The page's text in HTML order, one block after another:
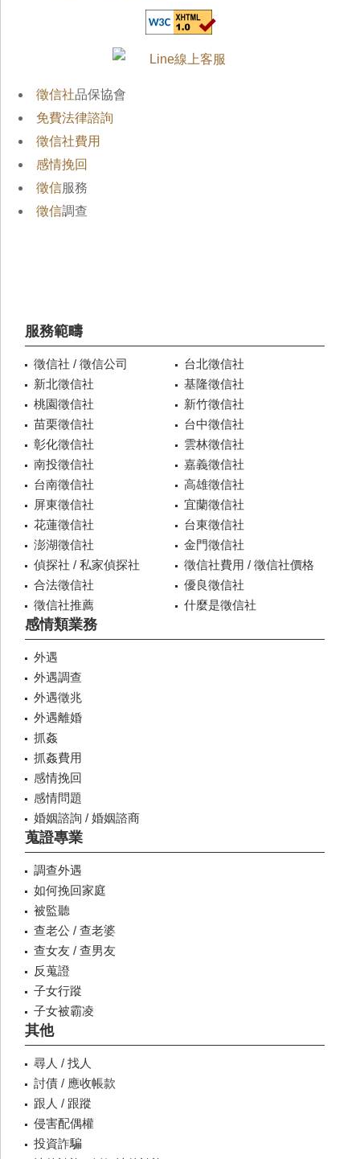
徵信社品保協會
免費法律諮詢
徵信社費用
感情挽回
徵信服務
徵信調查
服務範疇
徵信社 / 徵信公司
台北徵信社
新北徵信社
基隆徵信社
桃園徵信社
新竹徵信社
苗栗徵信社
台中徵信社
彰化徵信社
雲林徵信社
南投徵信社
嘉義徵信社
台南徵信社
高雄徵信社
屏東徵信社
宜蘭徵信社
花蓮徵信社
台東徵信社
澎湖徵信社
金門徵信社
偵探社 / 私家偵探社
徵信社費用 / 徵信社價格
合法徵信社
優良徵信社
徵信社推薦
什麼是徵信社
感情類業務
外遇
外遇調查
外遇徵兆
外遇離婚
抓姦
抓姦費用
感情挽回
感情問題
婚姻諮詢 / 婚姻諮商
蒐證專業
調查外遇
如何挽回家庭
被監聽
查老公 / 查老婆
查女友 / 查男友
反蒐證
子女行蹤
子女被霸凌
其他
尋人 / 找人
討債 / 應收帳款
跟人 / 跟蹤
侵害配偶權
投資詐騙